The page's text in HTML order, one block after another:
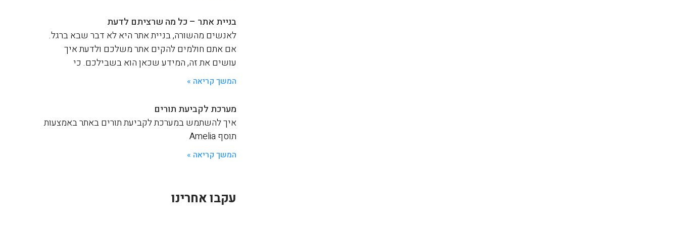
בניית אתר – כל מה שרציתם לדעת
לאנשים מהשורה, בניית אתר היא לא דבר שבא ברגל.
אם אתם חולמים להקים אתר משלכם ולדעת איך
עושים את זה, המידע שכאן הוא בשבילכם. כי
המשך קריאה »
מערכת לקביעת תורים
איך להשתמש במערכת לקביעת תורים באתר באמצעות
תוסף Amelia
המשך קריאה »
עקבו אחרינו